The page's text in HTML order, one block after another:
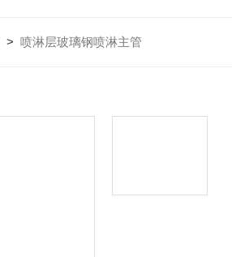
>喷淋层玻璃钢喷淋主管